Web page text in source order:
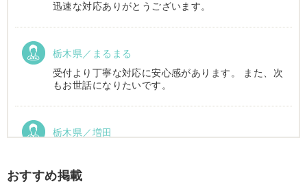
迅速な対応ありがとうございます。
栃木県／まるまる
受付より丁寧な対応に安心感があります。 また、次
もお世話になりたいです。
栃木県／増田
おすすめ掲載